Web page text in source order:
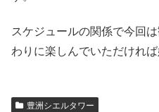
スケジュールの関係で今回
わりに楽しんでいただければ
豊洲シエルタワー